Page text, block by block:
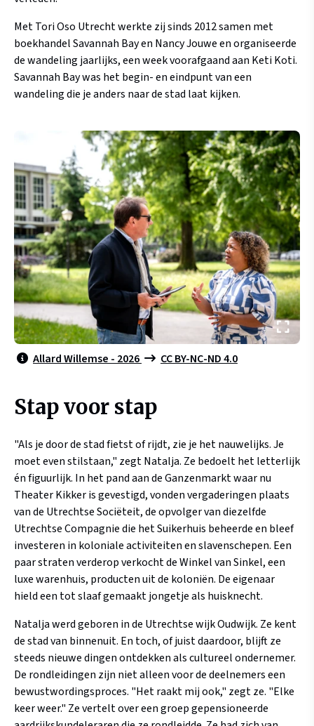
Met Tori Oso Utrecht werkte zij sinds 2012 samen met
boekhandel Savannah Bay en Nancy Jouwe en organiseerde
de wandeling jaarlijks, een week voorafgaand aan Keti Koti.
Savannah Bay was het begin- en eindpunt van een
wandeling die je anders naar de stad laat kijken.
Allard Willemse - 2026 CC BY-NC-ND 4.0
Stap voor stap
"Als je door de stad fietst of rijdt, zie je het nauwelijks. Je
moet even stilstaan," zegt Natalja. Ze bedoelt het letterlijk
én figuurlijk. In het pand aan de Ganzenmarkt waar nu
Theater Kikker is gevestigd, vonden vergaderingen plaats
van de Utrechtse Sociëteit, de opvolger van diezelfde
Utrechtse Compagnie die het Suikerhuis beheerde en bleef
investeren in koloniale activiteiten en slavenschepen. Een
paar straten verderop verkocht de Winkel van Sinkel, een
luxe warenhuis, producten uit de koloniën. De eigenaar
hield een tot slaaf gemaakt jongetje als huisknecht.
Natalja werd geboren in de Utrechtse wijk Oudwijk. Ze kent
de stad van binnenuit. En toch, of juist daardoor, blijft ze
steeds nieuwe dingen ontdekken als cultureel ondernemer.
De rondleidingen zijn niet alleen voor de deelnemers een
bewustwordingsproces. "Het raakt mij ook," zegt ze. "Elke
keer weer." Ze vertelt over een groep gepensioneerde